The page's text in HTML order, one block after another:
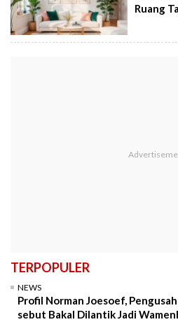
Ruang
TERPOPULER
NEWS
Profil Norman Joesoef,
sebut Bakal Dilantik Jadi